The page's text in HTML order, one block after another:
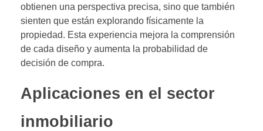
obtienen una perspectiva precisa, sino que también
sienten que están explorando físicamente la
propiedad. Esta experiencia mejora la comprensión
de cada diseño y aumenta la probabilidad de
decisión de compra.
Aplicaciones en el sector
inmobiliario